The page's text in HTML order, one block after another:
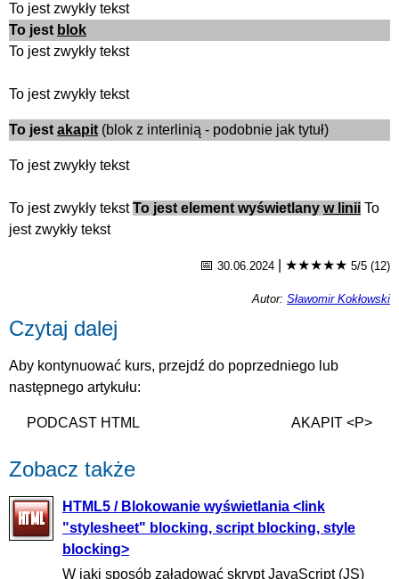
To jest zwykły tekst
To jest blok
To jest zwykły tekst
To jest zwykły tekst
To jest akapit (blok z interlinią - podobnie jak tytuł)
To jest zwykły tekst
To jest zwykły tekstTo jest element wyświetlany w linii To
jest zwykły tekst
📅 30.06.2024 ★★★★★ 5/5 (12)
Autor: Sławomir Kokłowski
Czytaj dalej
Aby kontynuować kurs, przejdź do poprzedniego lub
następnego artykułu:
PODCAST HTML AKAPIT <P>
Zobacz także
HTML5 / Blokowanie wyświetlania <link
"stylesheet" blocking, script blocking, style
blocking>
W jaki sposób załadować skrypt JavaScript (JS)